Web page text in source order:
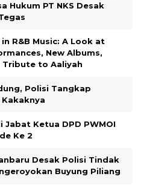
Hukum PT NKS Desak
R&B Music: A Look at
New Albums,
Tribute to Aaliyah
Polisi Tangkap
Ketua DPD PWMOI
Ke 2
Desak Polisi Tindak
Buyung Piliang